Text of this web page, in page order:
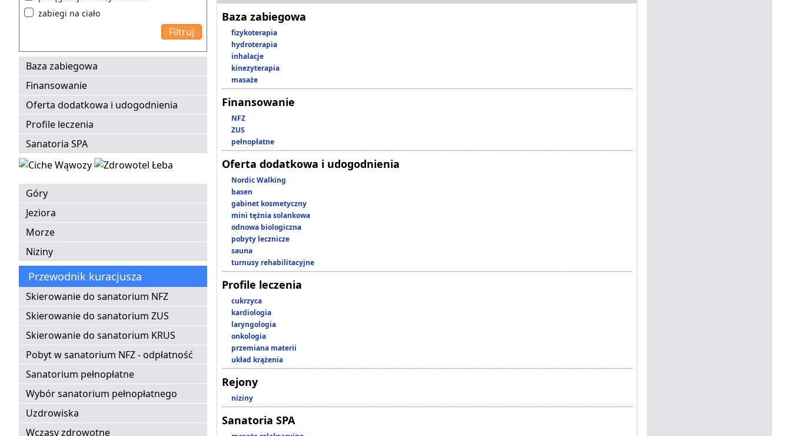
zabiegi na ciało
Baza zabiegowa
Finansowanie
Oferta dodatkowa i udogodnienia
Profile leczenia
Sanatoria SPA
Góry
Jeziora
Morze
Niziny
Przewodnik kuracjusza
Skierowanie do sanatorium NFZ
Skierowanie do sanatorium ZUS
Skierowanie do sanatorium KRUS
Pobyt w sanatorium NFZ - odpłatność
Sanatorium pełnopłatne
Wybór sanatorium pełnopłatnego
Uzdrowiska
Wczasy zdrowotne
Baza zabiegowa
fizykoterapia
hydroterapia
inhalacje
kinezyterapia
masaże
Finansowanie
NFZ
ZUS
pełnopłatne
Oferta dodatkowa i udogodnienia
Nordic Walking
basen
gabinet kosmetyczny
mini tężnia solankowa
odnowa biologiczna
pobyty lecznicze
sauna
turnusy rehabilitacyjne
Profile leczenia
cukrzyca
kardiologia
laryngologia
onkologia
przemiana materii
układ krążenia
Rejony
niziny
Sanatoria SPA